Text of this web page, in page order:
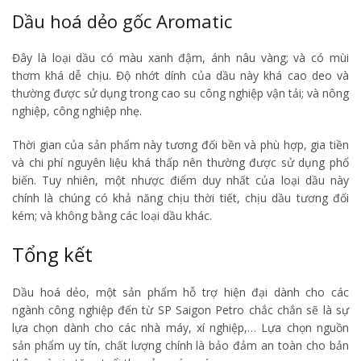
Dầu hoá dẻo gốc Aromatic
Đây là loại dầu có màu xanh đậm, ánh nâu vàng; và có mùi
thơm khá dễ chịu. Độ nhớt dính của dầu này khá cao deo và
thường được sử dụng trong cao su công nghiệp vận tải; và nông
nghiệp, công nghiệp nhẹ.
Thời gian của sản phẩm này tương đối bền và phù hợp, gia tiền
và chi phí nguyên liệu khá thấp nên thường được sử dụng phổ
biến. Tuy nhiên, một nhược điểm duy nhất của loại dầu này
chính là chúng có khả năng chịu thời tiết, chịu dầu tương đối
kém; và không bằng các loại dầu khác.
Tổng kết
Dầu hoá dẻo, một sản phẩm hỗ trợ hiện đại dành cho các
ngành công nghiệp đến từ SP Saigon Petro chắc chắn sẽ là sự
lựa chọn dành cho các nhà máy, xí nghiệp,… Lựa chọn nguồn
sản phẩm uy tín, chất lượng chính là bảo đảm an toàn cho bản